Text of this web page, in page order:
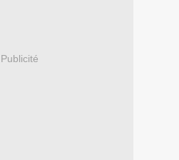
Publicité